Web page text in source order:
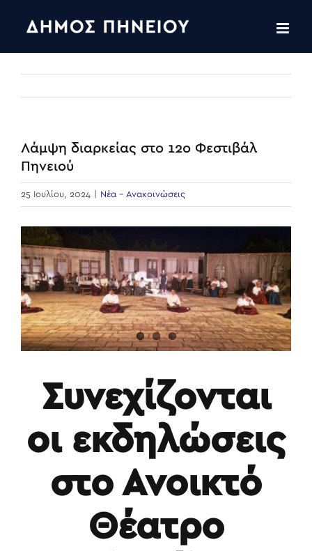
Λάμψη διαρκείας στο 12ο Φεστιβάλ
Πηνειού
25 Ιουλίου, 2024 Νέα - Ανακοινώσεις
Larger
Image
Συνεχίζονται
οι εκδηλώσεις
στο Ανοικτό
Θέατρο